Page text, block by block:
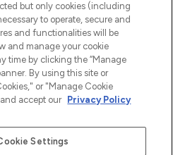
but only cookies (including
to operate, secure and
and functionalities will be
and manage your cookie
time by clicking the “Manage
By using this site or
or "Manage Cookie
accept our Privacy Policy
Settings